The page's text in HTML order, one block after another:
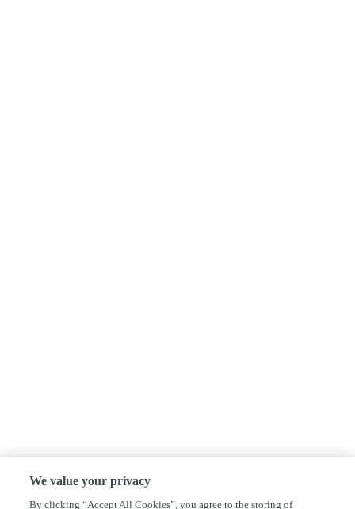
We value your privacy
By clicking “Accept All Cookies”, you agree to the storing of